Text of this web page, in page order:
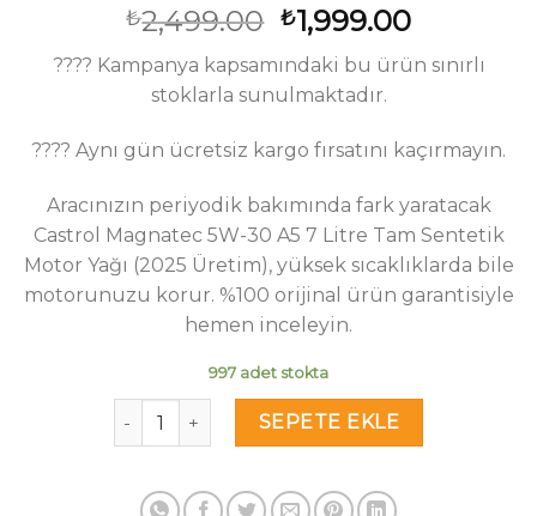
₺2,499.00 Orijinal
fiyat:
₺2,499.00.
₺1,999.00Şu
andaki
fiyat:
???? Kampanya kapsamındaki bu ürün sınırlı
stoklarla sunulmaktadır.
???? Aynı gün ücretsiz kargo fırsatını kaçırmayın.
Aracınızın periyodik bakımında fark yaratacak
Castrol Magnatec 5W-30 A5 7 Litre Tam Sentetik
Motor Yağı (2025 Üretim), yüksek sıcaklıklarda bile
motorunuzu korur. %100 orijinal ürün garantisiyle
hemen inceleyin.
997 adet stokta
Castrol Magnatec 5W-30 A5 7 Litre Motor Yağı
SEPETE EKLE